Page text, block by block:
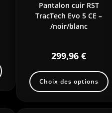
Pantalon cuir RST
TracTech Evo 5 CE –
/noir/blanc
299,96€
Choix des options